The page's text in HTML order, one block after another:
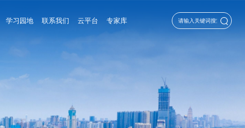
学习园地 联系我们 云平台 专家库